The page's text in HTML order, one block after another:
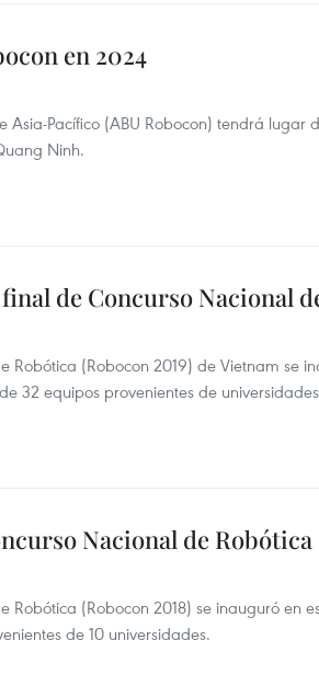
en 2024
Pacífico (ABU Robocon) tendrá lugar
Ninh.
de Concurso Nacional
Robótica (Robocon 2019) de Vietnam se
32 equipos provenientes de
Nacional de Robótica
Robótica (Robocon 2018) se inauguró en
de 10 universidades.